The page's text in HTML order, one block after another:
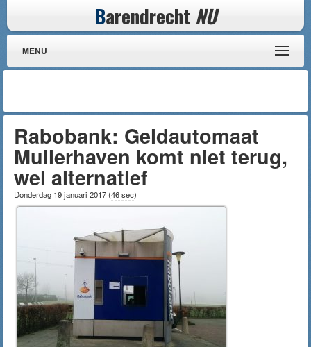
Barendrecht NU
MENU
Rabobank: Geldautomaat
Mullerhaven komt niet terug,
wel alternatief
Donderdag 19 januari 2017(46 sec)